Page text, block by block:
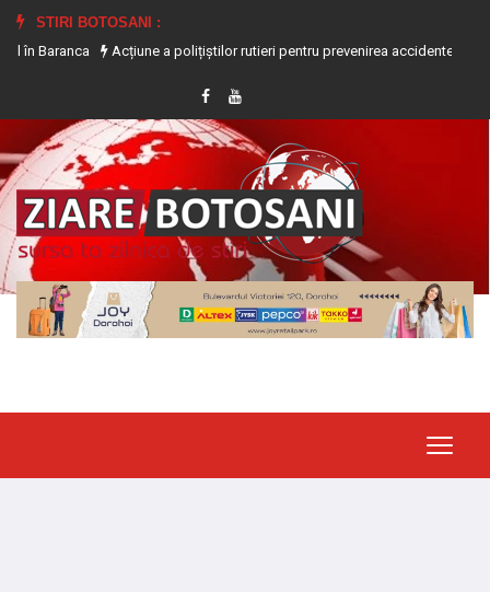
STIRI BOTOSANI :
Acțiune a polițiștilor rutieri pentru prevenirea accidentelor produse pe